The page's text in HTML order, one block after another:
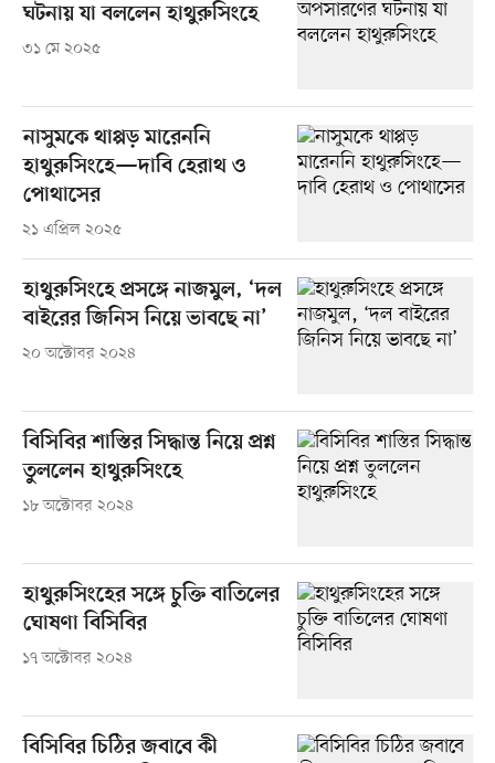
ঘটনায় যা বললেন হাথুরুসিংহে
৩১ মে ২০২৫
নাসুমকে থাপ্পড় মারেননি
হাথুরুসিংহে—দাবি হেরাথ ও
পোথাসের
২১ এপ্রিল ২০২৫
হাথুরুসিংহে প্রসঙ্গে নাজমুল, ‘দল
বাইরের জিনিস নিয়ে ভাবছে না’
২০ অক্টোবর ২০২৪
বিসিবির শাস্তির সিদ্ধান্ত নিয়ে প্রশ্ন
তুললেন হাথুরুসিংহে
১৮ অক্টোবর ২০২৪
হাথুরুসিংহের সঙ্গে চুক্তি বাতিলের
ঘোষণা বিসিবির
১৭ অক্টোবর ২০২৪
বিসিবির চিঠির জবাবে কী